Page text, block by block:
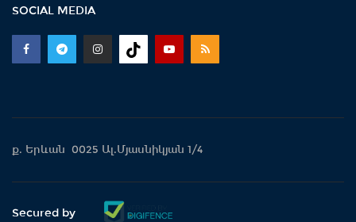
SOCIAL MEDIA
ք. Երևան 0025 Ալ.Մյասնիկյան 1/4
Secured by